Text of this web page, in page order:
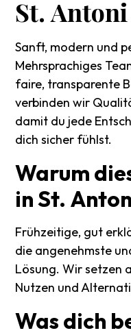
St. Antoni
Sanft, modern und
Mehrsprachiges
faire, transparente
verbinden wir
damit du jede
dich sicher fühlst.
Warum
inSt.
Frühzeitige, gut
die angenehmste
Lösung. Wir setzen
Nutzen und
Was dich